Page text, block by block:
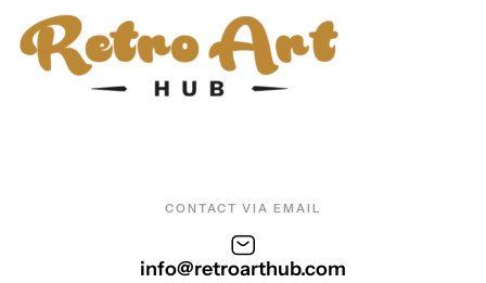
CONTACT VIA EMAIL
info@retroarthub.com